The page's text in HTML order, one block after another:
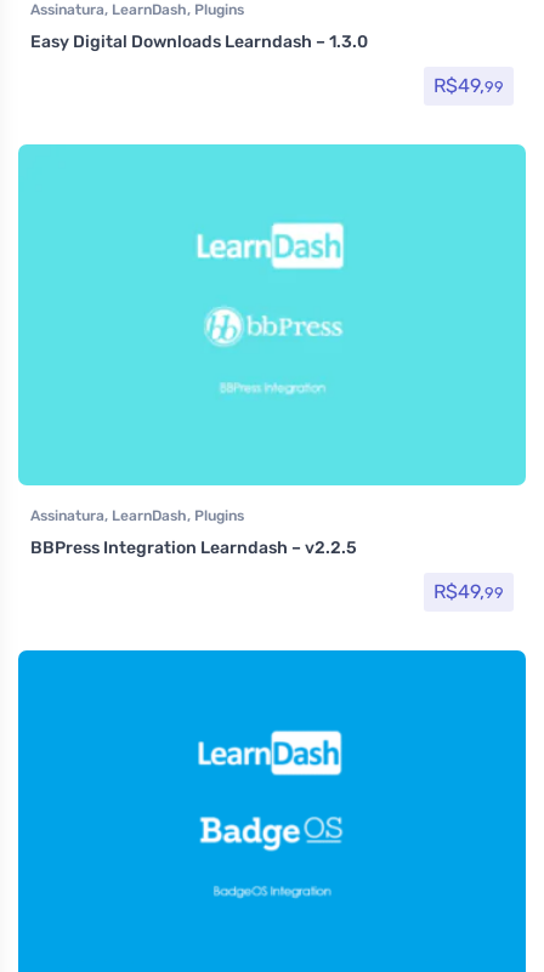
Assinatura, LearnDash, Plugins
Easy Digital Downloads Learndash – 1.3.0
R$49,99
Assinatura, LearnDash, Plugins
BBPress Integration Learndash – v2.2.5
R$49,99